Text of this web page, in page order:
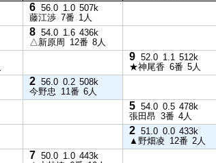
6 56.0 1.0 507k
藤江渉 7番 1人
8 54.0 1.6 436k
△新原周 12番 8人
9 52.0 1.1 512k
★神尾香 6番 5人
2 56.0 0.2 508k
今野忠 11番 6人
5 54.0 0.5 478k
張田昂 3番 4人
2 51.0 0.0 433k
▲野畑凌 12番 2人
7 50.0 1.0 443k